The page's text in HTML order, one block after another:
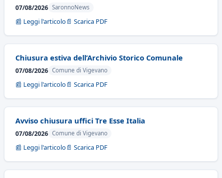
07/08/2026 SaronnoNews
📰 Leggi l'articolo 📄 Scarica PDF
Chiusura estiva dell’Archivio Storico Comunale
07/08/2026 Comune di Vigevano
📰 Leggi l'articolo 📄 Scarica PDF
Avviso chiusura uffici Tre Esse Italia
07/08/2026 Comune di Vigevano
📰 Leggi l'articolo 📄 Scarica PDF